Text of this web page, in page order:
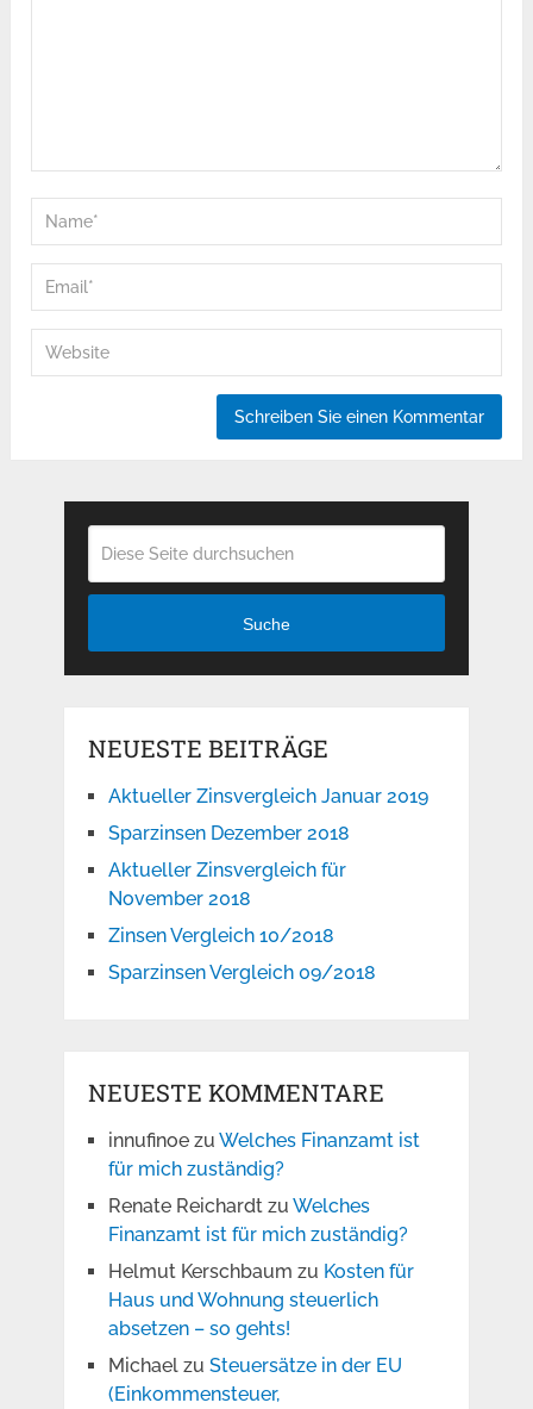
Suche
NEUESTE BEITRÄGE
Aktueller Zinsvergleich Januar 2019
Sparzinsen Dezember 2018
Aktueller Zinsvergleich für
November 2018
Zinsen Vergleich 10/2018
Sparzinsen Vergleich 09/2018
NEUESTE KOMMENTARE
innufinoezu Welches Finanzamt ist
für mich zuständig?
Renate Reichardtzu Welches
Finanzamt ist für mich zuständig?
Helmut Kerschbaum zu Kosten für
Haus und Wohnung steuerlich
absetzen – so gehts!
Michaelzu Steuersätze in der EU
(Einkommensteuer,